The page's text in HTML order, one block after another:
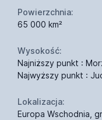
Powierzchnia:
65 000 km²
Wysokość:
Najniższy punkt :
Najwyższy punkt :
Lokalizacja:
Europa Wschodnia,